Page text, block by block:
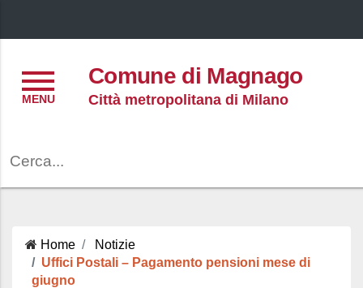
Comune di Magnago
Città metropolitana di Milano
Home
Notizie
Uffici Postali – Pagamento pensioni mese di
giugno